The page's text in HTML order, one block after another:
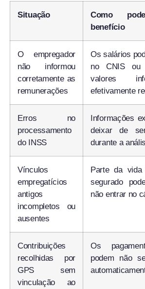
Situação
Como
benefício
O empregador
não informou
corretamente as
remunerações
Os salários
no CNIS ou
valores
efetivamente
Erros no
processamento
do INSS
Informações
deixar de
durante a
Vínculos
empregatícios
antigos
incompletos ou
ausentes
Parte da vida
segurado
não entrar no
Contribuições
recolhidas por
GPS sem
vinculação ao
Os
podem não